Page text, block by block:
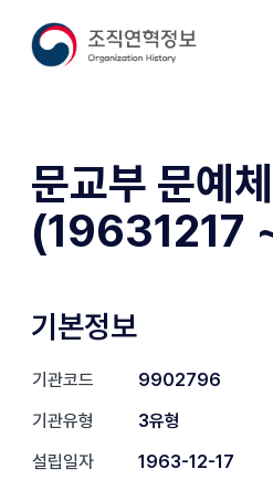
문교부 문예
(19631217
기본정보
기관코드
9902796
기관유형
3유형
설립일자
1963-12-17